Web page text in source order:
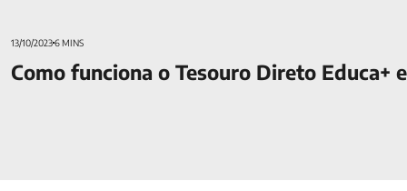
13/10/20236 MINS
Como funciona o Tesouro Direto Educa+